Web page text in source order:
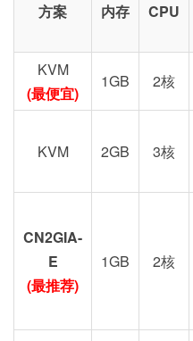
方案 内存 CPU
KVM
(最便宜)
1GB 2核
KVM 2GB 3核
CN2GIA-
E
(最推荐)
1GB 2核